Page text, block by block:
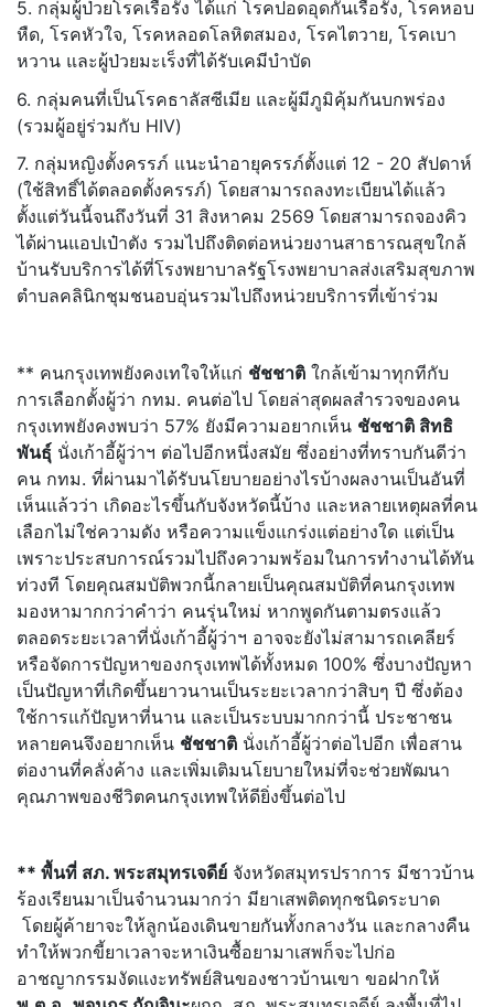
5. กลุ่มผู้ป่วยโรคเรื้อรัง ได้แก่ โรคปอดอุดกั้นเรื้อรัง, โรคหอบ
หืด, โรคหัวใจ, โรคหลอดโลหิตสมอง, โรคไตวาย, โรคเบา
หวาน และผู้ป่วยมะเร็งที่ได้รับเคมีบำบัด
6. กลุ่มคนที่เป็นโรคธาลัสซีเมีย และผู้มีภูมิคุ้มกันบกพร่อง
(รวมผู้อยู่ร่วมกับ HIV)
7. กลุ่มหญิงตั้งครรภ์ แนะนำอายุครรภ์ตั้งแต่ 12 - 20 สัปดาห์
(ใช้สิทธิ์ได้ตลอดตั้งครรภ์) โดยสามารถลงทะเบียนได้แล้ว
ตั้งแต่วันนี้จนถึงวันที่ 31 สิงหาคม 2569 โดยสามารถจองคิว
ได้ผ่านแอปเป๋าตัง รวมไปถึงติดต่อหน่วยงานสาธารณสุขใกล้
บ้านรับบริการได้ที่โรงพยาบาลรัฐโรงพยาบาลส่งเสริมสุขภาพ
ตำบลคลินิกชุมชนอบอุ่นรวมไปถึงหน่วยบริการที่เข้าร่วม
** คนกรุงเทพยังคงเทใจให้แก่ ชัชชาติ ใกล้เข้ามาทุกทีกับ
การเลือกตั้งผู้ว่า กทม. คนต่อไป โดยล่าสุดผลสำรวจของคน
กรุงเทพยังคงพบว่า 57% ยังมีความอยากเห็น ชัชชาติ สิทธิ
พันธุ์ นั่งเก้าอี้ผู้ว่าฯ ต่อไปอีกหนึ่งสมัย ซึ่งอย่างที่ทราบกันดีว่า
คน กทม. ที่ผ่านมาได้รับนโยบายอย่างไรบ้างผลงานเป็นอันที่
เห็นแล้วว่า เกิดอะไรขึ้นกับจังหวัดนี้บ้าง และหลายเหตุผลที่คน
เลือกไม่ใช่ความดัง หรือความแข็งแกร่งแต่อย่างใด แต่เป็น
เพราะประสบการณ์รวมไปถึงความพร้อมในการทำงานได้ทัน
ท่วงที โดยคุณสมบัติพวกนี้กลายเป็นคุณสมบัติที่คนกรุงเทพ
มองหามากกว่าคำว่า คนรุ่นใหม่ หากพูดกันตามตรงแล้ว
ตลอดระยะเวลาที่นั่งเก้าอี้ผู้ว่าฯ อาจจะยังไม่สามารถเคลียร์
หรือจัดการปัญหาของกรุงเทพได้ทั้งหมด 100% ซึ่งบางปัญหา
เป็นปัญหาที่เกิดขึ้นยาวนานเป็นระยะเวลากว่าสิบๆ ปี ซึ่งต้อง
ใช้การแก้ปัญหาที่นาน และเป็นระบบมากกว่านี้ ประชาชน
หลายคนจึงอยากเห็น ชัชชาติ นั่งเก้าอี้ผู้ว่าต่อไปอีก เพื่อสาน
ต่องานที่คลั่งค้าง และเพิ่มเติมนโยบายใหม่ที่จะช่วยพัฒนา
คุณภาพของชีวิตคนกรุงเทพให้ดียิ่งขึ้นต่อไป
** พื้นที่ สภ. พระสมุทรเจดีย์ จังหวัดสมุทรปราการ มีชาวบ้าน
ร้องเรียนมาเป็นจำนวนมากว่า มียาเสพติดทุกชนิดระบาด
โดยผู้ค้ายาจะให้ลูกน้องเดินขายกันทั้งกลางวัน และกลางคืน
ทำให้พวกขี้ยาเวลาจะหาเงินซื้อยามาเสพก็จะไปก่อ
อาชญากรรมงัดแงะทรัพย์สินของชาวบ้านเขา ขอฝากให้